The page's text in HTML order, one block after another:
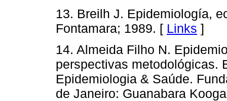
13. Breilh J. Epidemiología,
Fontamara; 1989. [ Links ]
14. Almeida Filho N.
perspectivas metodológicas.
Epidemiologia & Saúde.
de Janeiro: Guanabara